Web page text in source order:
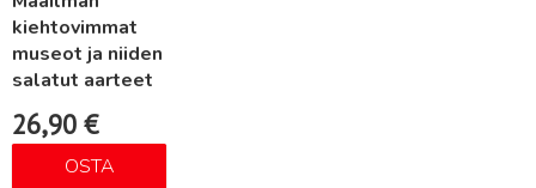
kiehtovimmat
museot ja niiden
salatut aarteet
26,90 €
OSTA